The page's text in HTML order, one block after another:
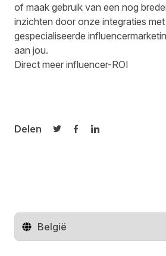
of maak gebruik van een nog
inzichten door onze integraties met
gespecialiseerde
aan jou.
Direct meer influencer-ROI
Delen
Delen op Twitter
Delen op Facebook
Delen op LinkedIn
Regio wijzigen